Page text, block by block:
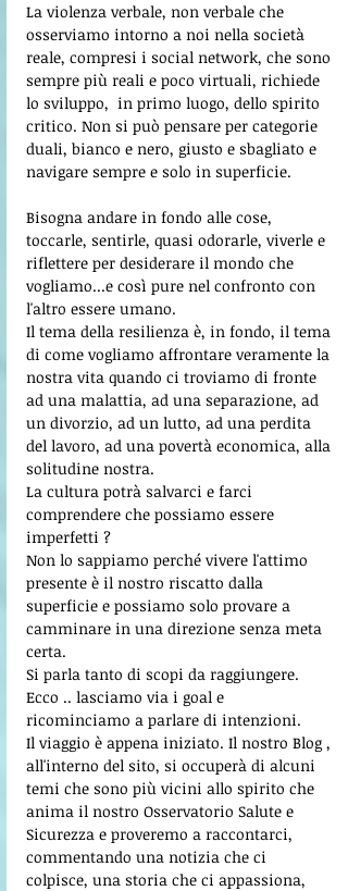
La violenza verbale, non verbale che
osserviamo intorno a noi nella società
reale, compresi i social network, che sono
sempre più reali e poco virtuali, richiede
lo sviluppo,  in primo luogo, dello spirito
critico. Non si può pensare per categorie
duali, bianco e nero, giusto e sbagliato e
navigare sempre e solo in superficie.
Bisogna andare in fondo alle cose,
toccarle, sentirle, quasi odorarle, viverle e
riflettere per desiderare il mondo che
vogliamo...e così pure nel confronto con
l'altro essere umano.
Il tema della resilienza è, in fondo, il tema
di come vogliamo affrontare veramente la
nostra vita quando ci troviamo di fronte
ad una malattia, ad una separazione, ad
un divorzio, ad un lutto, ad una perdita
del lavoro, ad una povertà economica, alla
solitudine nostra.
La cultura potrà salvarci e farci
comprendere che possiamo essere
imperfetti ?
Non lo sappiamo perché vivere l'attimo
presente è il nostro riscatto dalla
superficie e possiamo solo provare a
camminare in una direzione senza meta
certa.
Si parla tanto di scopi da raggiungere.
Ecco .. lasciamo via i goal e
ricominciamo a parlare di intenzioni.
Il viaggio è appena iniziato. Il nostro Blog ,
all'interno del sito, si occuperà di alcuni
temi che sono più vicini allo spirito che
anima il nostro Osservatorio Salute e
Sicurezza e proveremo a raccontarci,
commentando una notizia che ci
colpisce, una storia che ci appassiona,